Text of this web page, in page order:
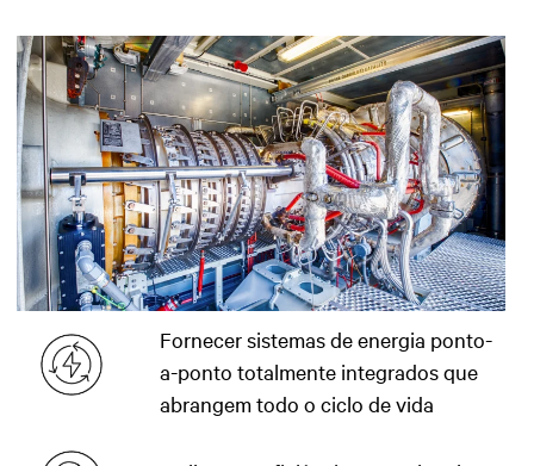
Fornecer sistemas de energia ponto-
a-ponto totalmente integrados que
abrangem todo o ciclo de vida